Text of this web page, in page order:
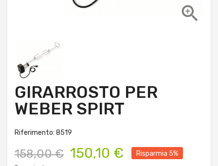

GIRARROSTO PER
WEBER SPIRT
Riferimento: 8519
158,00 € 150,10 € Risparmia 5%